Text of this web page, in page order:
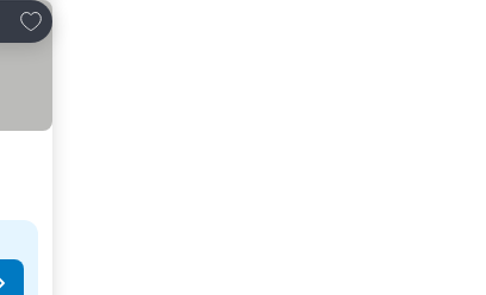
Lisää suosikkeihin